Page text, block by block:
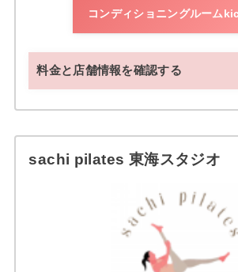
コンディショニングルーム
料金と店舗情報を確認する
sachi pilates 東海スタジオ